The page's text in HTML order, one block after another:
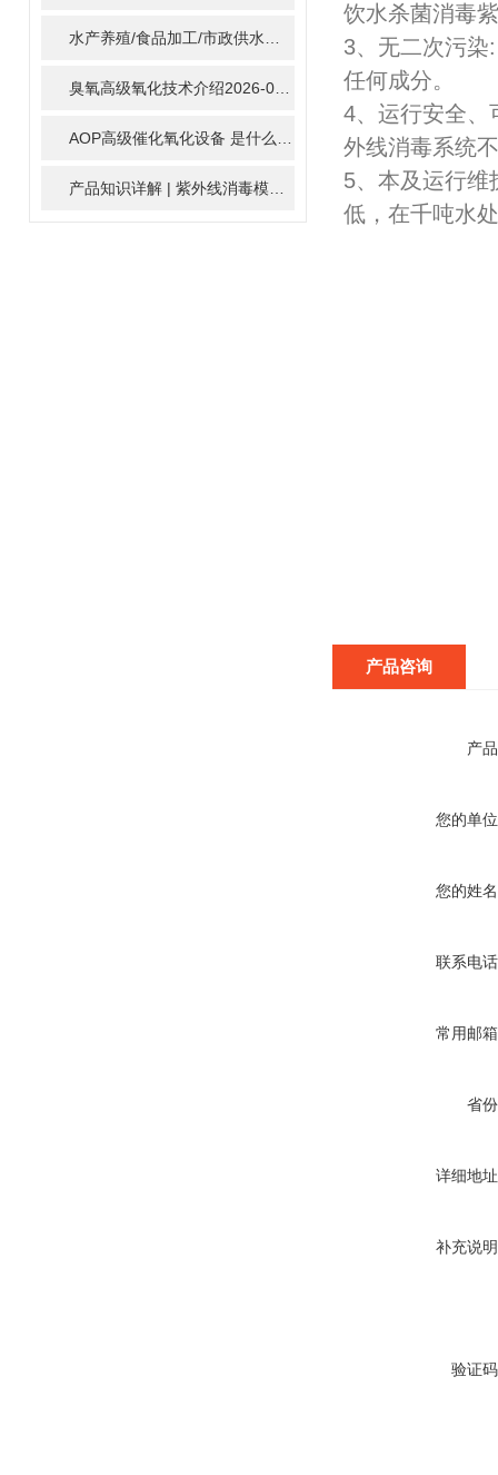
臭氧高级氧化技术介绍2026-02-27
2025-11-17
2024-01-16
饮水杀菌消毒
3、无二次污染
任何成分。
4、运行安全、
外线消毒系统
5、本及运行维
低，在千吨水
产品咨询
产
您的单
您的姓
联系电
常用邮
省
详细地
补充说
验证